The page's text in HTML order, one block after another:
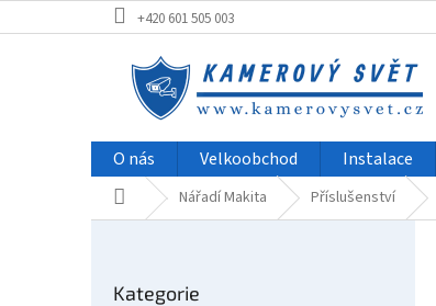
na
+420 601 505 003
O nás Velkoobchod Instalace
Domů Nářadí Makita Příslušenství
kategorie
Kategorie